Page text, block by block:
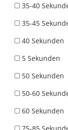
35-40
35-45
40 Sekunden
5 Sekunden
50 Sekunden
50-60
60 Sekunden